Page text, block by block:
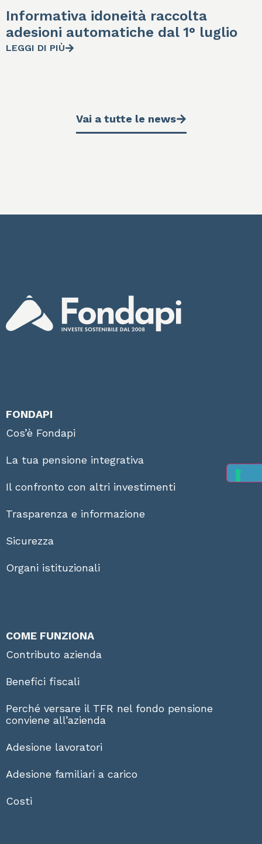
Informativa idoneità raccolta
adesioni automatiche dal 1° luglio
LEGGI DI PIÙ
Vai a tutte le news
FONDAPI
Cos’è Fondapi
La tua pensione integrativa
Il confronto con altri investimenti
Trasparenza e informazione
Sicurezza
Organi istituzionali
COME FUNZIONA
Contributo azienda
Benefici fiscali
Perché versare il TFR nel fondo pensione
conviene all’azienda
Adesione lavoratori
Adesione familiari a carico
Costi